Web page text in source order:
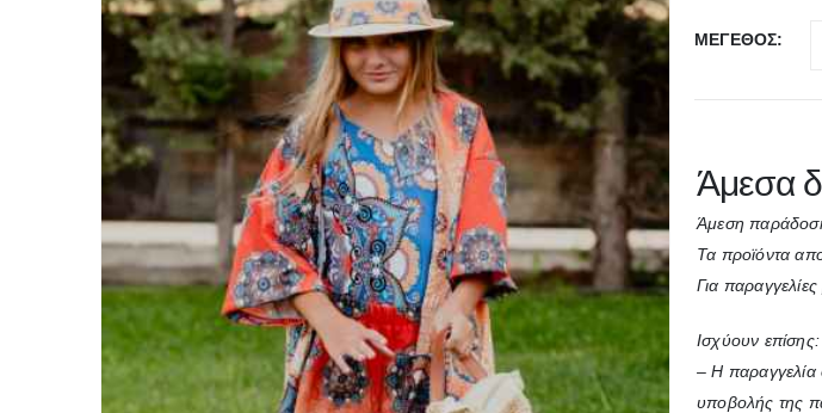
ΜΈΓΕΘΟΣ
Άμεσα
Άμεση
Τα προϊόντα
Για
Ισχύουν επίσης:
– Η παραγγελία
υποβολής της